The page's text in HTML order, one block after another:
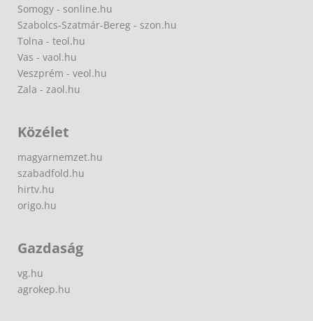
Somogy - sonline.hu
Szabolcs-Szatmár-Bereg - szon.hu
Tolna - teol.hu
Vas - vaol.hu
Veszprém - veol.hu
Zala - zaol.hu
Közélet
magyarnemzet.hu
szabadfold.hu
hirtv.hu
origo.hu
Gazdaság
vg.hu
agrokep.hu